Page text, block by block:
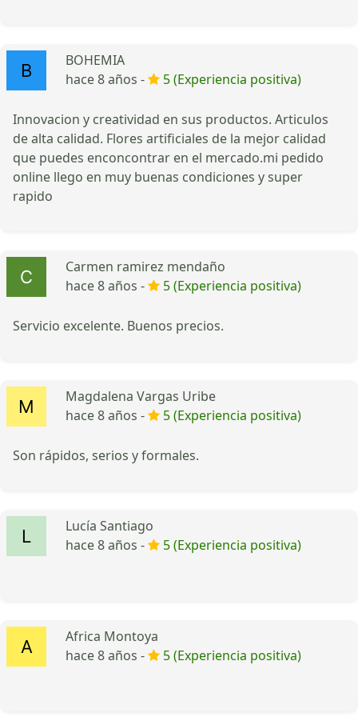
BOHEMIA
hace 8 años -
5 (Experiencia positiva)
Innovacion y creatividad en sus productos. Articulos
de alta calidad. Flores artificiales de la mejor calidad
que puedes enconcontrar en el mercado.mi pedido
online llego en muy buenas condiciones y super
rapido
Carmen ramirez mendaño
hace 8 años -
5 (Experiencia positiva)
Servicio excelente. Buenos precios.
Magdalena Vargas Uribe
hace 8 años -
5 (Experiencia positiva)
Son rápidos, serios y formales.
Lucía Santiago
hace 8 años -
5 (Experiencia positiva)
Africa Montoya
hace 8 años -
5 (Experiencia positiva)